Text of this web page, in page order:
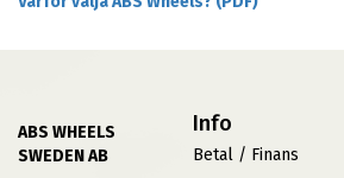
ABS WHEELS
SWEDEN AB
Info
Betal / Finans